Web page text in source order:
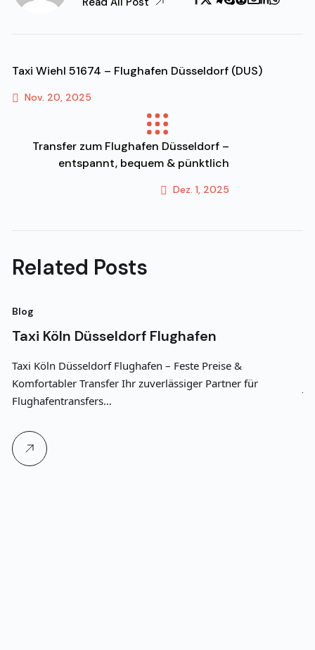
Taxi Wiehl 51674 – Flughafen Düsseldorf (DUS)
Nov. 20, 2025
Transfer zum Flughafen Düsseldorf –
entspannt, bequem & pünktlich
Dez. 1, 2025
Related Posts
Blog
Taxi Köln Düsseldorf Flughafen
Taxi Köln Düsseldorf Flughafen – Feste Preise &
Komfortabler Transfer Ihr zuverlässiger Partner für
Flughafentransfers…